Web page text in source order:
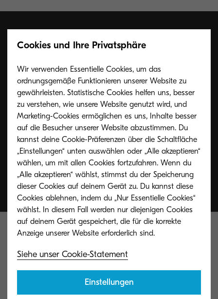
Sie haben Fragen zu unseren Produkten und
Dienstleistungen? Nehmen Sie Kontakt mit uns
auf. Kyocera Österreich: 0810/207010
Kyocera Document Solutions Global
Cookies und Ihre Privatsphäre
Wir verwenden Essentielle Cookies, um das
ordnungsgemäße Funktionieren unserer Website zu
gewährleisten. Statistische Cookies helfen uns, besser
zu verstehen, wie unsere Website genutzt wird, und
Marketing-Cookies ermöglichen es uns, Inhalte besser
auf die Besucher unserer Website abzustimmen. Du
kannst deine Cookie-Präferenzen über die Schaltfläche
„Einstellungen“ unten auswählen oder „Alle akzeptieren“
wählen, um mit allen Cookies fortzufahren. Wenn du
„Alle akzeptieren“ wählst, stimmst du der Speicherung
dieser Cookies auf deinem Gerät zu. Du kannst diese
Cookies ablehnen, indem du „Nur Essentielle Cookies“
wählst. In diesem Fall werden nur diejenigen Cookies
auf deinem Gerät gespeichert, die für die korrekte
Siehe unser Cookie-Statement
Einstellungen